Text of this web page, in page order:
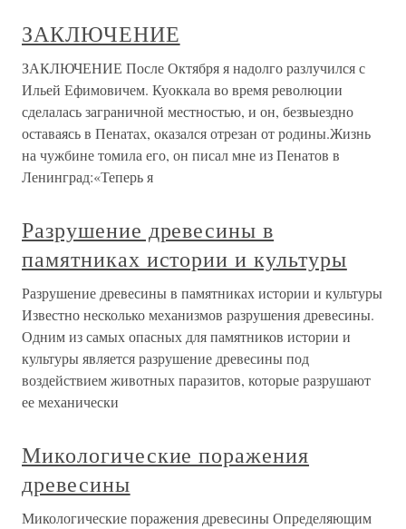
ЗАКЛЮЧЕНИЕ
ЗАКЛЮЧЕНИЕ После Октября я надолго разлучился с
Ильей Ефимовичем. Куоккала во время революции
сделалась заграничной местностью, и он, безвыездно
оставаясь в Пенатах, оказался отрезан от родины.Жизнь
на чужбине томила его, он писал мне из Пенатов в
Ленинград:«Теперь я
Разрушение древесины в
памятниках истории и культуры
Разрушение древесины в памятниках истории и культуры
Известно несколько механизмов разрушения древесины.
Одним из самых опасных для памятников истории и
культуры является разрушение древесины под
воздействием животных паразитов, которые разрушают
ее механически
Микологические поражения
древесины
Микологические поражения древесины Определяющим